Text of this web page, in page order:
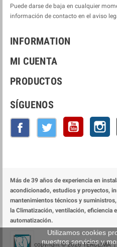
Puede darse de baja en cualquier
información de contacto en el aviso
INFORMATION
MI CUENTA
PRODUCTOS
SÍGUENOS
Facebook Twitter YouTube
Utilizamos cookies
nuestros servicios y
Más de 39 años de experiencia en
acondicionado, estudios y proyectos,
mantenimientos técnicos y
la Climatización, ventilación, eficiencia
automatización.
copyright © 2026 TERCLIMA